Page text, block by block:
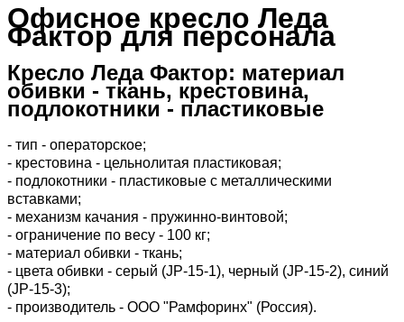
Офисное кресло Леда
Фактор для персонала
Кресло Леда Фактор: материал
обивки - ткань, крестовина,
подлокотники - пластиковые
- тип - операторское;
- крестовина - цельнолитая пластиковая;
- подлокотники - пластиковые с металлическими
вставками;
- механизм качания - пружинно-винтовой;
- ограничение по весу - 100 кг;
- материал обивки - ткань;
- цвета обивки - серый (JP-15-1), черный (JP-15-2), синий
(JP-15-3);
- производитель - ООО "Рамфоринх" (Россия).